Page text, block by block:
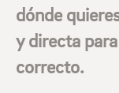
dónde
y directa
correcto.